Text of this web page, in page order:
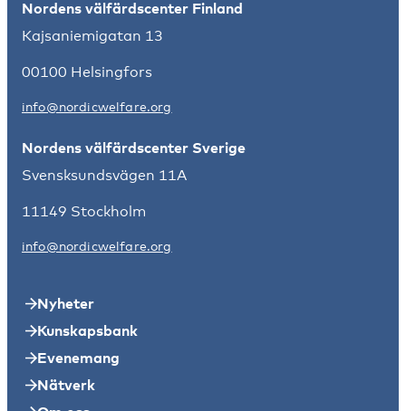
Nordens välfärdscenter Finland
Kajsaniemigatan 13
00100 Helsingfors
info@nordicwelfare.org
Nordens välfärdscenter Sverige
Svensksundsvägen 11A
11149 Stockholm
info@nordicwelfare.org
Nyheter
Kunskapsbank
Evenemang
Nätverk